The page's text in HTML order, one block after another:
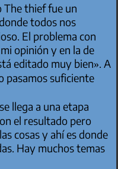
The thieffue un
todos nos
El problema con
opinión y en la de
editado muy bien». A
pasamos suficiente
llega a una etapa
el resultado pero
cosas y ahí es donde
Hay muchos temas